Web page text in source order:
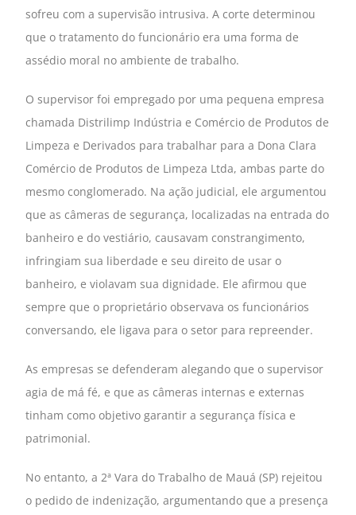
sofreu com a supervisão intrusiva. A corte determinou
que o tratamento do funcionário era uma forma de
assédio moral no ambiente de trabalho.
O supervisor foi empregado por uma pequena empresa
chamada Distrilimp Indústria e Comércio de Produtos de
Limpeza e Derivados para trabalhar para a Dona Clara
Comércio de Produtos de Limpeza Ltda, ambas parte do
mesmo conglomerado. Na ação judicial, ele argumentou
que as câmeras de segurança, localizadas na entrada do
banheiro e do vestiário, causavam constrangimento,
infringiam sua liberdade e seu direito de usar o
banheiro, e violavam sua dignidade. Ele afirmou que
sempre que o proprietário observava os funcionários
conversando, ele ligava para o setor para repreender.
As empresas se defenderam alegando que o supervisor
agia de má fé, e que as câmeras internas e externas
tinham como objetivo garantir a segurança física e
patrimonial.
No entanto, a 2ª Vara do Trabalho de Mauá (SP) rejeitou
o pedido de indenização, argumentando que a presença